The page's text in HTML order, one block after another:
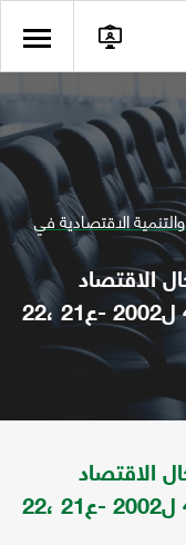
الاقتصادية في
الاقتصاد
والتنمية الاقتصادية في اليمن ع4 ل2002 -ع21 ،22
الاقتصاد
والتنمية الاقتصادية في اليمن ع4 ل2002 -ع21 ،22